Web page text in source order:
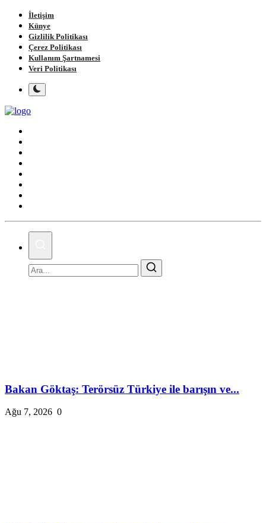
İletişim
Künye
Gizlilik Politikası
Çerez Politikası
Kullanım Şartnamesi
Veri Politikası
Bakan Göktaş: Terörsüz Türkiye ile barışın ve...
Ağu 7, 2026 0